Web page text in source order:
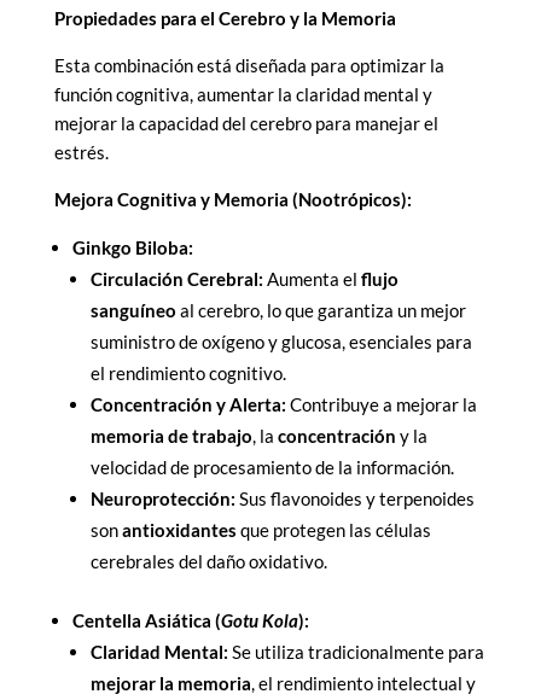
Propiedades para el Cerebro y la Memoria
Esta combinación está diseñada para optimizar la
función cognitiva, aumentar la claridad mental y
mejorar la capacidad del cerebro para manejar el
estrés.
Mejora Cognitiva y Memoria (Nootrópicos):
Ginkgo Biloba:
Circulación Cerebral: Aumenta el flujo
sanguíneo al cerebro, lo que garantiza un mejor
suministro de oxígeno y glucosa, esenciales para
el rendimiento cognitivo.
Concentración y Alerta: Contribuye a mejorar la
memoria de trabajo, la concentración y la
velocidad de procesamiento de la información.
Neuroprotección: Sus flavonoides y terpenoides
sonantioxidantes que protegen las células
cerebrales del daño oxidativo.
Centella Asiática (Gotu Kola):
Claridad Mental: Se utiliza tradicionalmente para
mejorar la memoria, el rendimiento intelectual y